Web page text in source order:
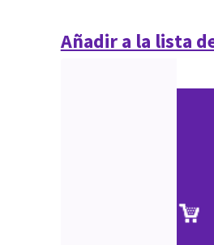
Añadir a la lista